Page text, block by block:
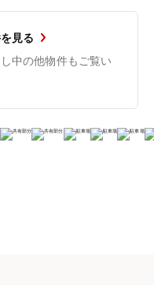
見る
中の他物件もご覧い